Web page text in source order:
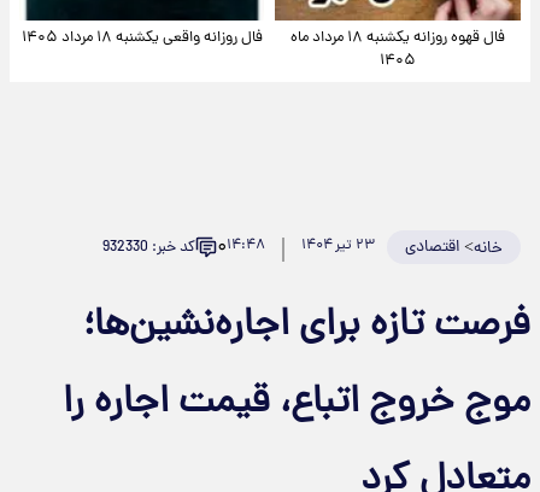
فال قهوه روزانه یکشنبه ۱۸ مرداد ماه
۱۴۰۵
فال روزانه واقعی یکشنبه ۱۸ مرداد ۱۴۰۵
خانه>اقتصادی ۲۳ تیر ۱۴۰۴ ۱۴:۴۸۰ کد خبر: 932330
تازه برای اجاره‌نشین‌ها؛
خروج اتباع، قیمت اجاره را